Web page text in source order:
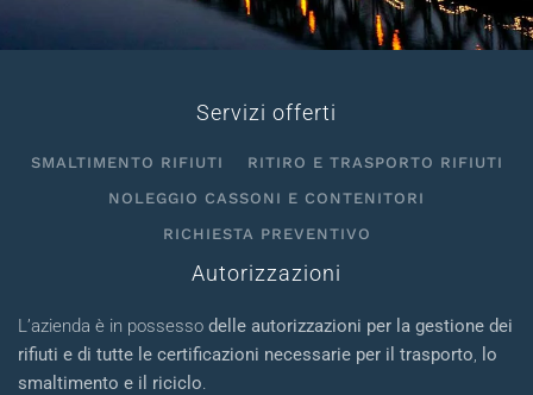
Servizi offerti
SMALTIMENTO RIFIUTI
RITIRO E TRASPORTO RIFIUTI
NOLEGGIO CASSONI E CONTENITORI
RICHIESTA PREVENTIVO
Autorizzazioni
L’azienda è in possesso delle autorizzazioni per la gestione dei
rifiuti e di tutte le certificazioni necessarie per il trasporto, lo
smaltimento e il riciclo.